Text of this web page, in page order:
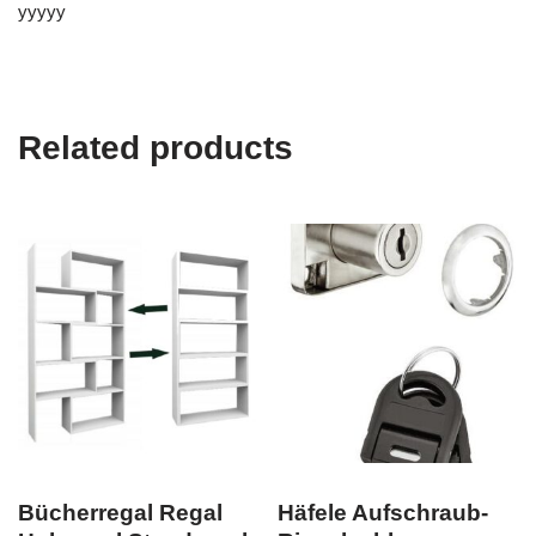
yyyyy
Related products
Bücherregal Regal
Häfele Aufschraub-